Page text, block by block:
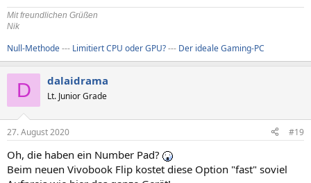
Mit freundlichen Grüßen
Nik
Null-Methode--- Limitiert CPU oder GPU?--- Der ideale Gaming-PC
D dalaidrama
Lt. Junior Grade
27. August 2020 #19
Oh, die haben ein Number Pad?
Beim neuen Vivobook Flip kostet diese Option "fast" soviel